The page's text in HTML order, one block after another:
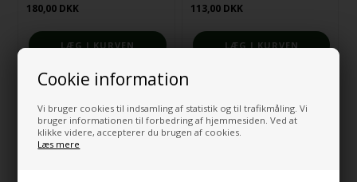
Cookie information
Vi bruger cookies til indsamling af statistik og til trafikmåling. Vi
bruger informationen til forbedring af hjemmesiden. Ved at
klikke videre, accepterer du brugen af cookies.
Læs mere
180,00 DKK
113,00 DKK